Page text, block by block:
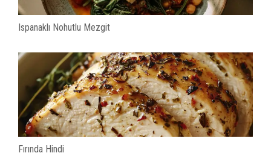
Ispanaklı Nohutlu Mezgit
Fırında Hindi